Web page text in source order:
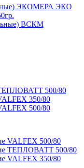
ЭКОМЕРА ЭКО
ВСКМ
500/80
350/80
500/80
VALFEX 500/80
ТЕПЛОВАТТ 500/80
VALFEX 350/80